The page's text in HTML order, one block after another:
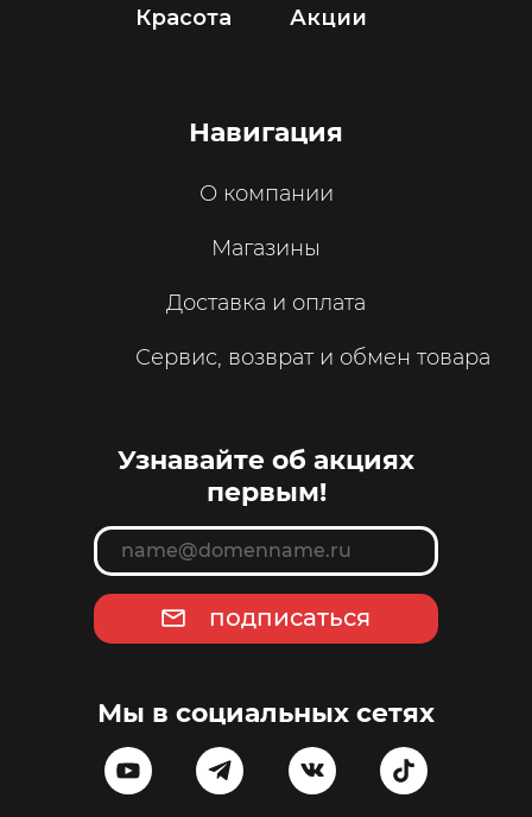
Красота Акции
Навигация
О компании
Магазины
Доставка и оплата
Сервис, возврат и обмен товара
Узнавайте об акциях
первым!
подписаться
Мы в социальных сетях